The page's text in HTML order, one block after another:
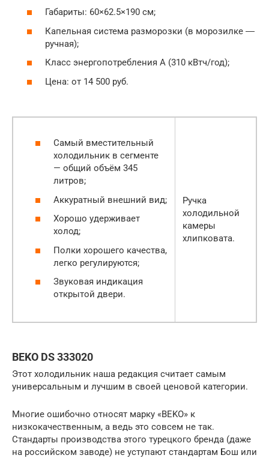
Габариты: 60×62.5×190 см;
Капельная система разморозки (в морозилке ―
ручная);
Класс энергопотребления А (310 кВтч/год);
Цена: от 14 500 руб.
Самый вместительный
холодильник в сегменте
— общий объём 345
литров;
Аккуратный внешний вид;
Хорошо удерживает
холод;
Полки хорошего качества,
легко регулируются;
Звуковая индикация
открытой двери.
Ручка
холодильной
камеры
хлипковата.
BEKO DS 333020
Этот холодильник наша редакция считает самым
универсальным и лучшим в своей ценовой категории.
Многие ошибочно относят марку «BEKO» к
низкокачественным, а ведь это совсем не так.
Стандарты производства этого турецкого бренда (даже
на российском заводе) не уступают стандартам Бош или